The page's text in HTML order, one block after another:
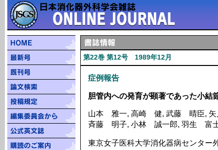
第22巻 第12号 1989年12月
症例報告
胆管内への発育が顕著であった小結
山本 雅一, 高崎 健, 武藤 晴臣,
斉藤 明子, 小林 誠一郎, 羽生 富
東京女子医科大学消化器病センター